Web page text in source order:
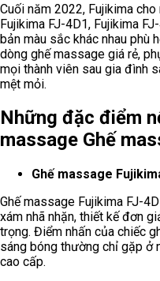
Cuối năm 2022, Fujikima
Fujikima FJ-4D1, Fujikima
bản màu sắc khác nhau phù
dòng ghế massage giá rẻ,
mọi thành viên sau gia đình
mệt mỏi.
Những đặc điểm
massage Ghế
Ghế massage
Ghế massage Fujikima FJ-
xám nhã nhặn, thiết kế đơn
trọng. Điểm nhấn của chiếc
sáng bóng thường chỉ gặp ở
cao cấp.